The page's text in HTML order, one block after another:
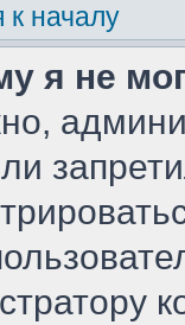
к началу
я не